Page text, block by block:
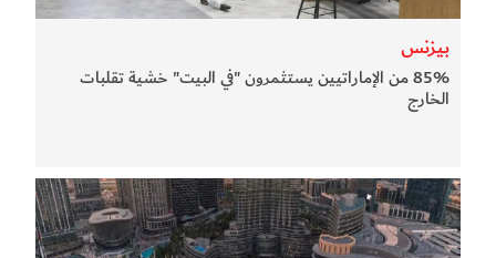
بيزنس
85% من الإماراتيين يستثمرون "في البيت" خشية تقلبات
الخارج